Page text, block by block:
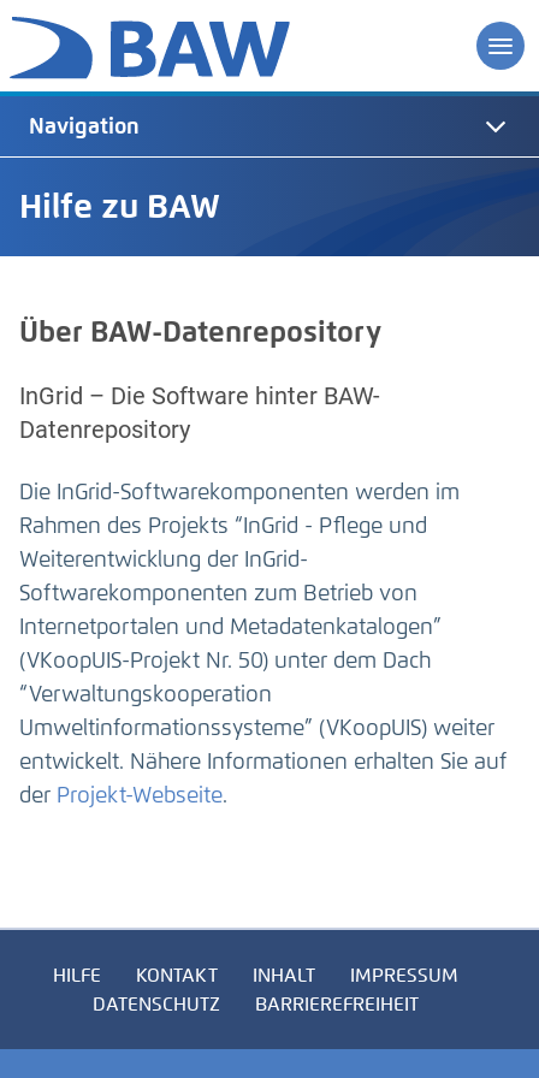
Hilfe zu BAW
Navigation
Über BAW-Datenrepository
InGrid – Die Software hinter BAW-
Datenrepository
Die InGrid-Softwarekomponenten werden im
Rahmen des Projekts “InGrid - Pflege und
Weiterentwicklung der InGrid-
Softwarekomponenten zum Betrieb von
Internetportalen und Metadatenkatalogen”
(VKoopUIS-Projekt Nr. 50) unter dem Dach
“Verwaltungskooperation
Umweltinformationssysteme” (VKoopUIS) weiter
entwickelt. Nähere Informationen erhalten Sie auf
der Projekt-Webseite.
HILFE KONTAKT INHALT
IMPRESSUM
DATENSCHUTZ
BARRIEREFREIHEIT